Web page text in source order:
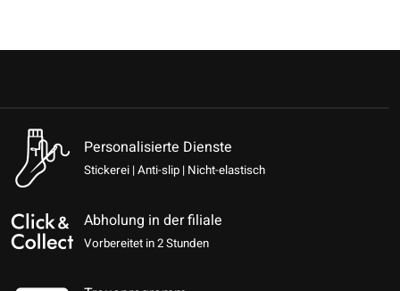
Personalisierte Dienste
Stickerei | Anti-slip | Nicht-elastisch
Abholung in der filiale
Vorbereitet in 2 Stunden